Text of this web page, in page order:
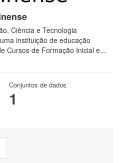
Ciência e Tecnologia
instituição de educação
Cursos de Formação Inicial e...
Conjuntos de dados
1